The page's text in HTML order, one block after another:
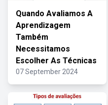
Quando Avaliamos A
Aprendizagem
Também
Necessitamos
Escolher As Técnicas
07 September 2024